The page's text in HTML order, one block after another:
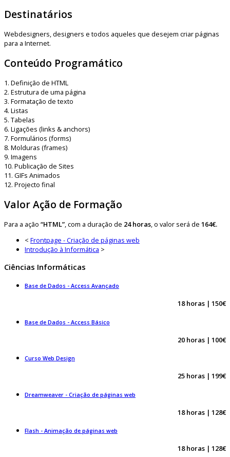
Destinatários
Webdesigners, designers e todos aqueles que desejem criar páginas
para a Internet.
Conteúdo Programático
1. Definição de HTML
2. Estrutura de uma página
3. Formatação de texto
4. Listas
5. Tabelas
6. Ligações (links & anchors)
7. Formulários (forms)
8. Molduras (frames)
9. Imagens
10. Publicação de Sites
11. GIFs Animados
12. Projecto final
Valor Ação de Formação
Para a ação “HTML”, com a duração de 24 horas, o valor será de 164€.
< Frontpage - Criação de páginas web
Introdução à Informática >
Ciências Informáticas
Base de Dados - Access Avançado
18 horas | 150€
Base de Dados - Access Básico
20 horas | 100€
Curso Web Design
25 horas | 199€
Dreamweaver - Criação de páginas web
18 horas | 128€
Flash - Animação de páginas web
18 horas | 128€